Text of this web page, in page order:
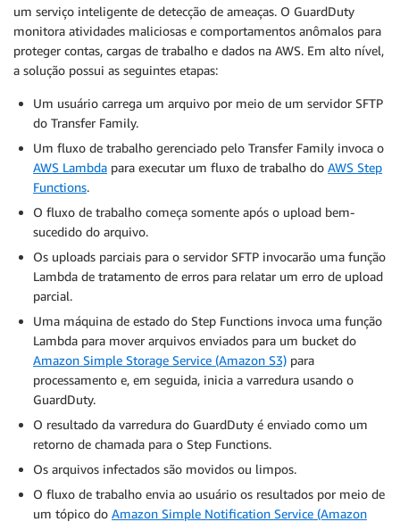
um serviço inteligente de detecção de ameaças. O GuardDuty
monitora atividades maliciosas e comportamentos anômalos para
proteger contas, cargas de trabalho e dados na AWS. Em alto nível,
a solução possui as seguintes etapas:
Um usuário carrega um arquivo por meio de um servidor SFTP
do Transfer Family.
Um fluxo de trabalho gerenciado pelo Transfer Family invoca o
AWS Lambda para executar um fluxo de trabalho do AWS Step
Functions.
O fluxo de trabalho começa somente após o upload bem-
sucedido do arquivo.
Os uploads parciais para o servidor SFTP invocarão uma função
Lambda de tratamento de erros para relatar um erro de upload
parcial.
Uma máquina de estado do Step Functions invoca uma função
Lambda para mover arquivos enviados para um bucket do
Amazon Simple Storage Service (Amazon S3) para
processamento e, em seguida, inicia a varredura usando o
GuardDuty.
O resultado da varredura do GuardDuty é enviado como um
retorno de chamada para o Step Functions.
Os arquivos infectados são movidos ou limpos.
O fluxo de trabalho envia ao usuário os resultados por meio de
um tópico do Amazon Simple Notification Service (Amazon